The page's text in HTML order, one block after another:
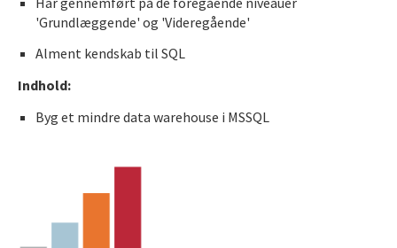
'Grundlæggende' og 'Videregående'
Alment kendskab til SQL
Indhold:
Byg et mindre data warehouse i MSSQL